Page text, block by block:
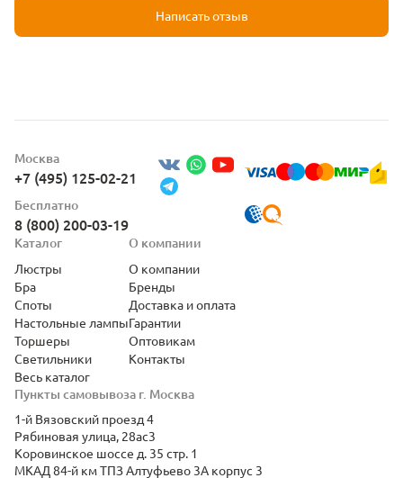
Написать отзыв
Москва
+7 (495) 125-02-21
Бесплатно
8 (800) 200-03-19
Пункты самовывоза г. Москва
1-й Вязовский проезд 4
Рябиновая улица, 28ас3
Коровинское шоссе д. 35 стр. 1
МКАД 84-й км ТПЗ Алтуфьево 3А корпус 3
Каталог
Люстры
Бра
Споты
Настольные лампы
Торшеры
Светильники
Весь каталог
О компании
О компании
Бренды
Доставка и оплата
Гарантии
Оптовикам
Контакты